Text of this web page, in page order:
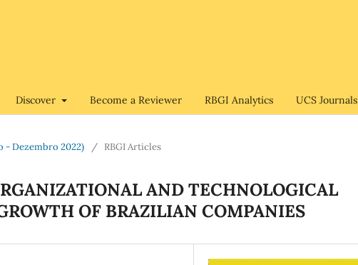
Discover Become a Reviewer RBGI Analytics UCS Journals
- Dezembro 2022) / RBGI Articles
AND TECHNOLOGICAL
OF BRAZILIAN COMPANIES